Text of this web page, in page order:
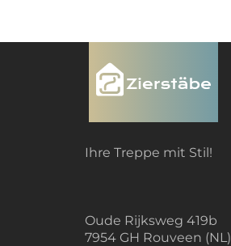
Ihre Treppe mit Stil!
Oude Rijksweg 419b
7954 GH Rouveen (NL)